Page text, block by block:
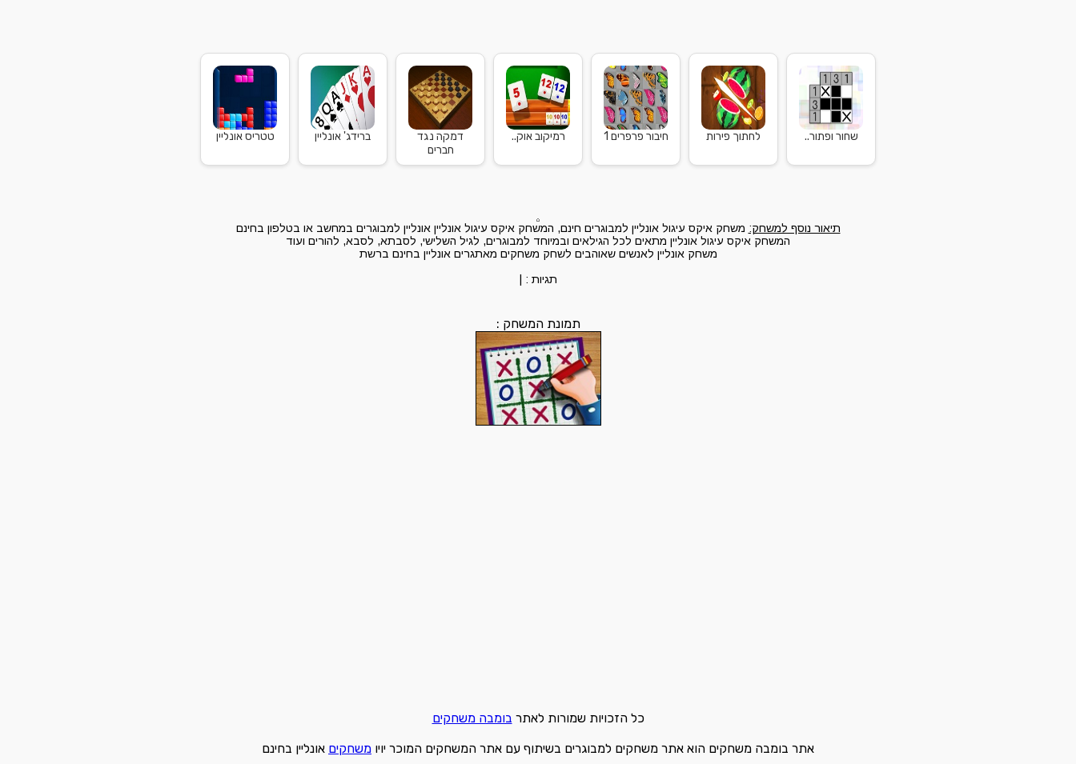
שחור ופתור.. לחתוך פירות חיבור פרפרים 1 רמיקוב אוק..
דמקה נגד
חברים
ברידג' אונליין טטריס אונליין
תיאור נוסף למשחק: משחק איקס עיגול אונליין למבוגרים חינם, המשחק איקס עיגול אונליין אונליין למבוגרים במחשב או בטלפון בחינם
המשחק איקס עיגול אונליין מתאים לכל הגילאים ובמיוחד למבוגרים, לגיל השלישי, לסבתא, לסבא, להורים ועוד
משחק אונליין לאנשים שאוהבים לשחק משחקים מאתגרים אונליין בחינם ברשת
תגיות :
תמונת המשחק :
כל הזכויות שמורות לאתר בומבה משחקים
אתר בומבה משחקים הוא אתר משחקים למבוגרים בשיתוף עם אתר המשחקים המוכר יויו משחקים אונליין בחינם